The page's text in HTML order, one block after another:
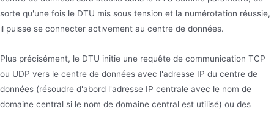
sorte qu'une fois le DTU mis sous tension et la numérotation réussie,
il puisse se connecter activement au centre de données.
Plus précisément, le DTU initie une requête de communication TCP
ou UDP vers le centre de données avec l'adresse IP du centre de
données (résoudre d'abord l'adresse IP centrale avec le nom de
domaine central si le nom de domaine central est utilisé) ou des